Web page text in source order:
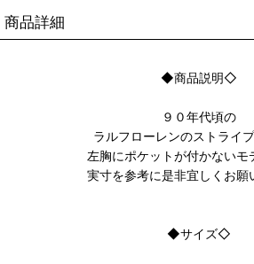
商品詳細
◆商品説明◇
９０年代頃の
ラルフローレンのストライプ
左胸にポケットが付かないモ
実寸を参考に是非宜しくお願
◆サイズ◇